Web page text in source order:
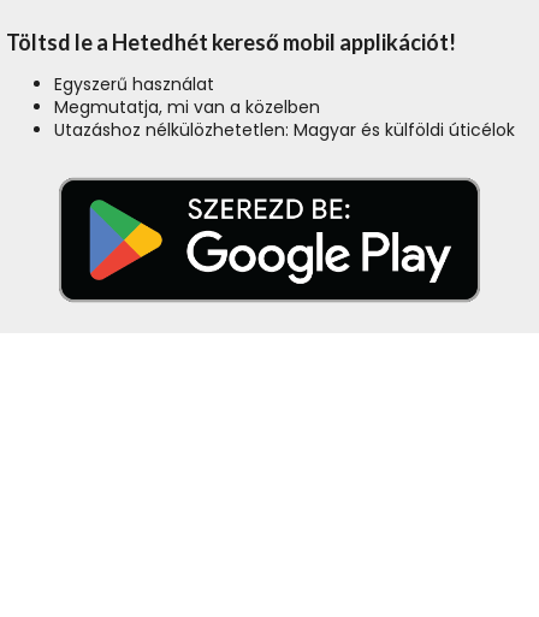
Töltsd le a Hetedhét kereső mobil applikációt!
Egyszerű használat
Megmutatja, mi van a közelben
Utazáshoz nélkülözhetetlen: Magyar és külföldi úticélok